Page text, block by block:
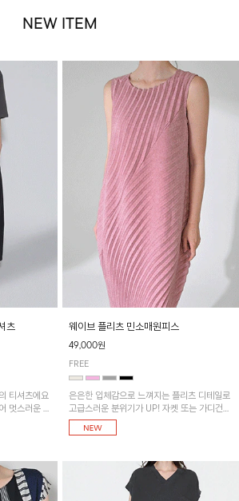
NEW ITEM
츠
티셔츠에요
멋스러운 아
웨이브 플리츠 민소매원피스
49,000원
FREE
은은한 입체감으로 느껴지는 플리츠 디테일로
고급스러운 분위기가 UP! 자켓 또는 가디건과
같이 매치해도 잘 어울린답니다!